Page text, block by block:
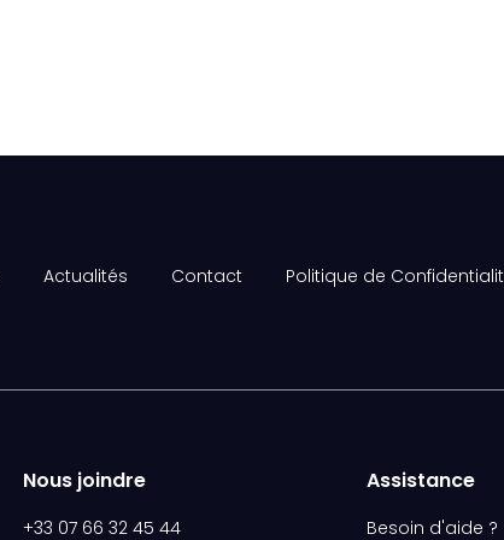
Actualités Contact Politique de
Nous joindre
+33 07 66 32 45 44
Assistance
Besoin d'aide ?